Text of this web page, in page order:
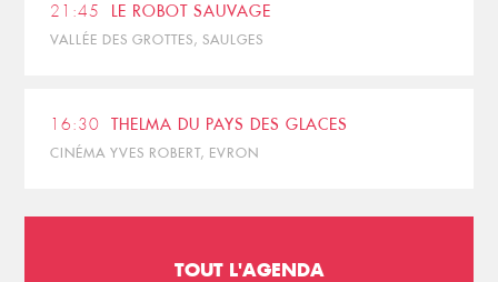
21:45 LE ROBOT SAUVAGE
VALLÉE DES GROTTES, SAULGES
16:30 THELMA DU PAYS DES GLACES
CINÉMA YVES ROBERT, EVRON
TOUT L'AGENDA